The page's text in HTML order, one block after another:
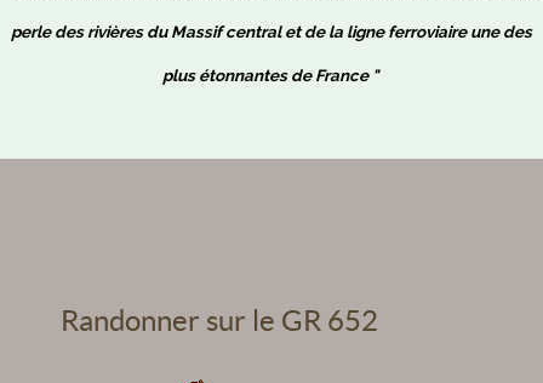
perle des rivières du Massif central et de la ligne ferroviaire une des
plus étonnantes de France "
Randonner sur le GR 652